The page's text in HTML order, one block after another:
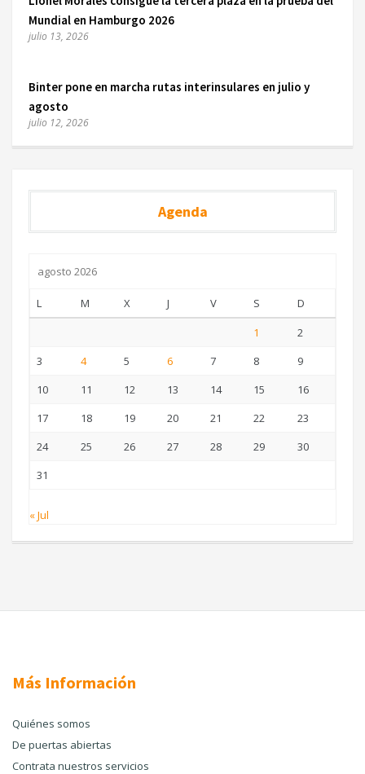
Mundial en Hamburgo 2026
julio 13, 2026
Binter pone en marcha rutas interinsulares en julio y
agosto
julio 12, 2026
Agenda
agosto 2026
L M X J V S
D
1
2
3
4 5 6 7 8
9
10
11 12 13 14 15
16
17
18 19 20 21 22
23
24
25 26 27 28 29
30
31
« Jul
Más Información
Quiénes somos
De puertas abiertas
Contrata nuestros servicios